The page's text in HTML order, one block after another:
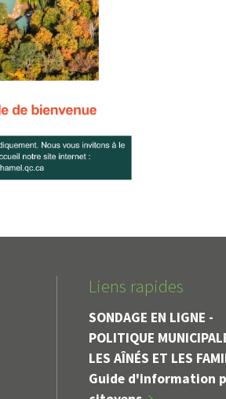
DÉROGATION MINEURE,
ZONE 107-M
Liens rapides
SONDAGE EN LIGNE -
POLITIQUE
LES AÎNÉS ET LES
Guide d'information